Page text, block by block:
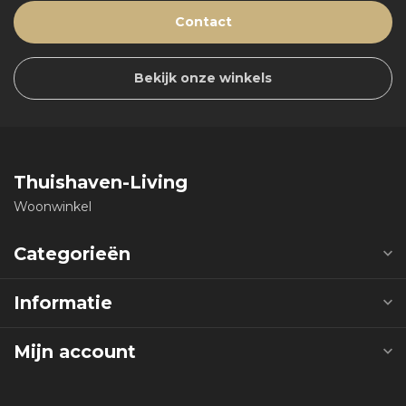
Contact
Bekijk onze winkels
Thuishaven-Living
Woonwinkel
Categorieën
Informatie
Mijn account